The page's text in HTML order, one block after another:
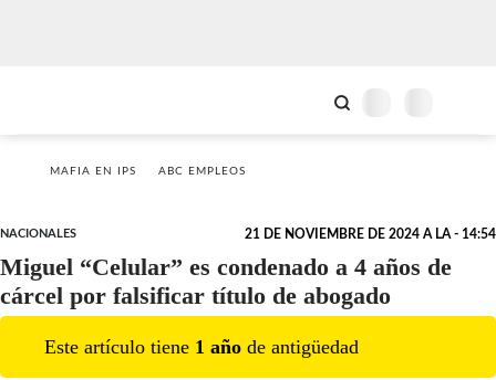
MAFIA EN IPS ABC EMPLEOS
NACIONALES 21 DE NOVIEMBRE DE 2024 A LA - 14:54
Miguel “Celular” es condenado a 4 años de
cárcel por falsificar título de abogado
Este artículo tiene 1 año de antigüedad